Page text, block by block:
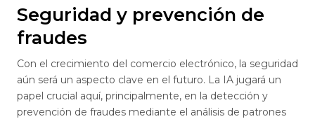
Seguridad y prevención de
fraudes
Con el crecimiento del comercio electrónico, la seguridad
aún será un aspecto clave en el futuro. La IA jugará un
papel crucial aquí, principalmente, en la detección y
prevención de fraudes mediante el análisis de patrones